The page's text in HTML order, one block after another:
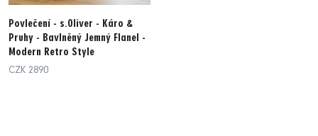
Povlečení - s.Oliver - Káro &
Pruhy - Bavlněný Jemný Flanel -
Modern Retro Style
CZK 2890